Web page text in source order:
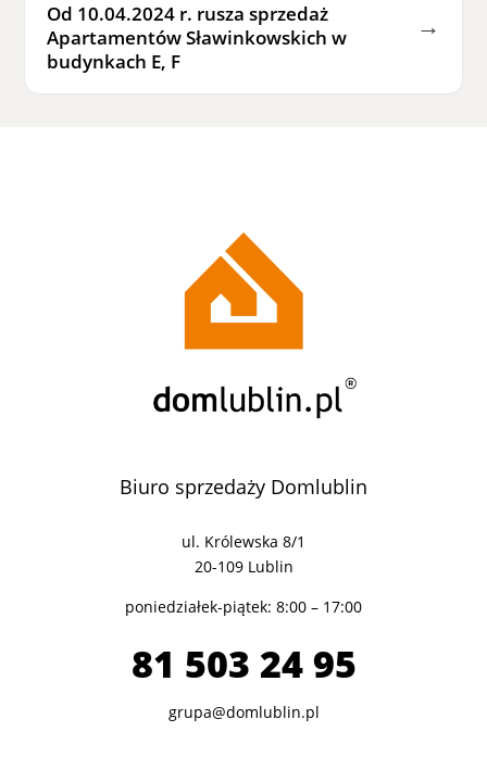
Od 10.04.2024 r. rusza sprzedaż
Apartamentów Sławinkowskich w
budynkach E, F
→
Biuro sprzedaży Domlublin
ul. Królewska 8/1
20-109 Lublin
poniedziałek-piątek: 8:00 – 17:00
81 503 24 95
grupa@domlublin.pl